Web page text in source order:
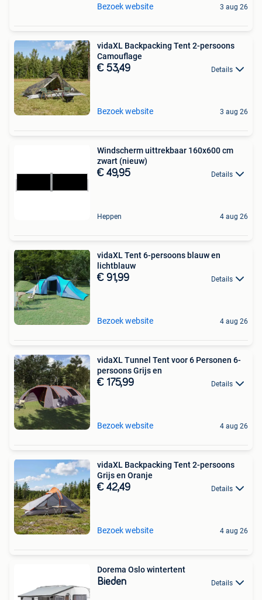
Bezoek website 3 aug 26
vidaXL Backpacking Tent 2-persoons
Camouflage
€ 53,49 Details
Bezoek website 3 aug 26
Windscherm uittrekbaar 160x600 cm
zwart (nieuw)
€ 49,95 Details
Heppen 4 aug 26
vidaXL Tent 6-persoons blauw en
lichtblauw
€ 91,99 Details
Bezoek website 4 aug 26
vidaXL Tunnel Tent voor 6 Personen 6-
persoons Grijs en
€ 175,99 Details
Bezoek website 4 aug 26
vidaXL Backpacking Tent 2-persoons
Grijs en Oranje
€ 42,49 Details
Bezoek website 4 aug 26
Dorema Oslo wintertent
Bieden Details